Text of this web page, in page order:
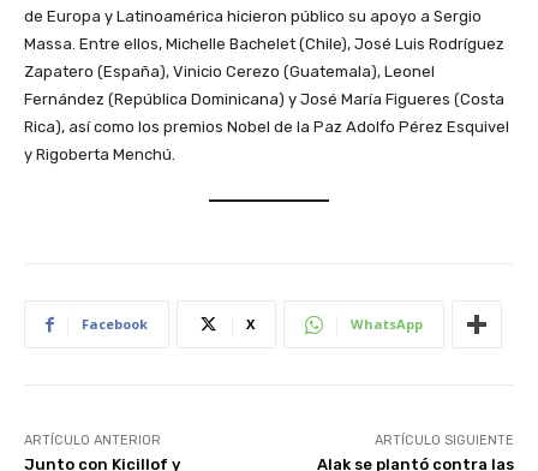
de Europa y Latinoamérica hicieron público su apoyo a Sergio
Massa. Entre ellos, Michelle Bachelet (Chile), José Luis Rodríguez
Zapatero (España), Vinicio Cerezo (Guatemala), Leonel
Fernández (República Dominicana) y José María Figueres (Costa
Rica), así como los premios Nobel de la Paz Adolfo Pérez Esquivel
y Rigoberta Menchú.
Facebook X WhatsApp
ARTÍCULO ANTERIOR
Junto con Kicillof y
ARTÍCULO SIGUIENTE
Alak se plantó contra las